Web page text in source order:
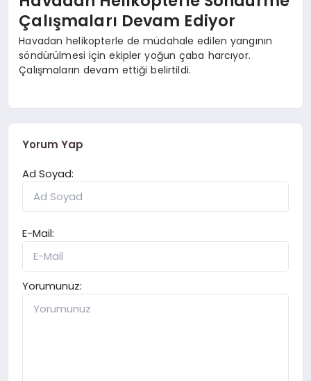
Çalışmaları Devam Ediyor
Havadan helikopterle de müdahale edilen yangının
söndürülmesi için ekipler yoğun çaba harcıyor.
Çalışmaların devam ettiği belirtildi.
Yorum Yap
Ad Soyad:
E-Mail:
Yorumunuz: